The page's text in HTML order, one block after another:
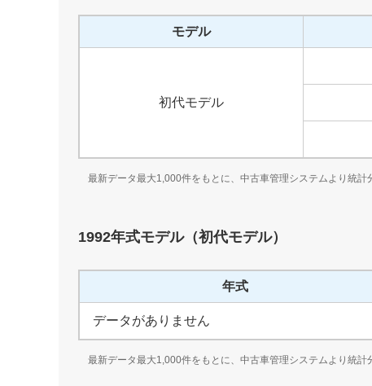
モデル
初代モデル
最新データ最大1,000件をもとに、中古車管理システムより統計
1992年式モデル（初代モデル）
年式
データがありません
最新データ最大1,000件をもとに、中古車管理システムより統計